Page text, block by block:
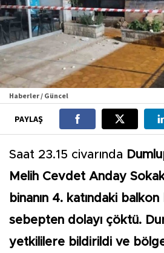
Haberler / Güncel
PAYLAŞ
Saat 23.15 civarında
Melih Cevdet Anday
binanın 4. katındaki
sebepten dolayı çöktü.
yetkililere bildirildi ve